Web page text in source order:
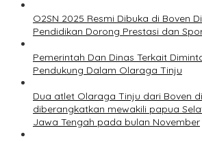
O2SN 2025 Resmi Dibuka di Boven
Pendidikan Dorong Prestasi dan
Pemerintah Dan Dinas Terkait
Pendukung Dalam Olaraga Tinju
Dua atlet Olaraga Tinju dari Boven
diberangkatkan mewakili papua
Jawa Tengah pada bulan November